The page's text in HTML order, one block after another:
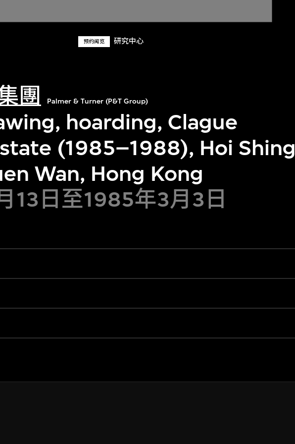
预约阅览 研究中心
團 Palmer & Turner (P&T Group)
hoarding, Clague
(1985–1988), Hoi Shing
Wan, Hong Kong
13日至1985年3月3日